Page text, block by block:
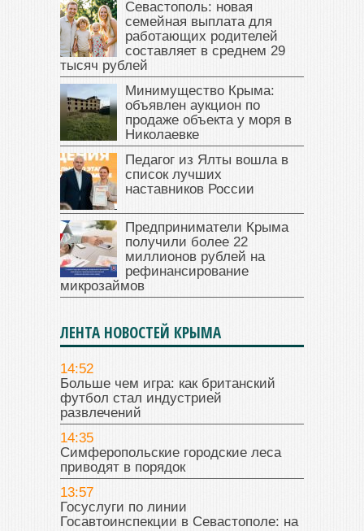
Севастополь: новая
семейная выплата для
работающих родителей
составляет в среднем 29
тысяч рублей
Минимущество Крыма:
объявлен аукцион по
продаже объекта у моря в
Николаевке
Педагог из Ялты вошла в
список лучших
наставников России
Предприниматели Крыма
получили более 22
миллионов рублей на
рефинансирование
микрозаймов
ЛЕНТА НОВОСТЕЙ КРЫМА
14:52
Больше чем игра: как британский
футбол стал индустрией
развлечений
14:35
Симферопольские городские леса
приводят в порядок
13:57
Госуслуги по линии
Госавтоинспекции в Севастополе: на